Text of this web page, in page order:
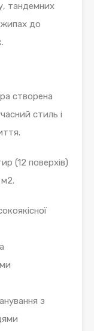
тандемних
до
створена
стиль і
(12 поверхів)
з